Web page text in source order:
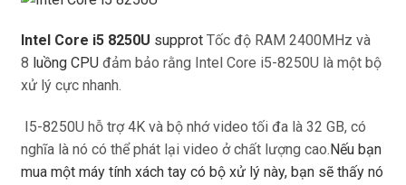
Intel Core i5 8250U supprot Tốc độ RAM 2400MHz và
8 luồng CPU đảm bảo rằng Intel Core i5-8250U là một bộ
xử lý cực nhanh.
I5-8250U hỗ trợ 4K và bộ nhớ video tối đa là 32 GB, có
nghĩa là nó có thể phát lại video ở chất lượng cao. Nếu bạn
mua một máy tính xách tay có bộ xử lý này, bạn sẽ thấy nó